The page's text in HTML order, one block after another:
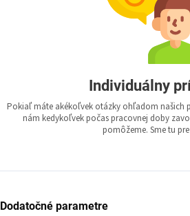
Individuálny
Pokiaľ máte akékoľvek otázky ohľadom našich
nám kedykoľvek počas pracovnej doby
pomôžeme. Sme tu pre
Dodatočné parametre